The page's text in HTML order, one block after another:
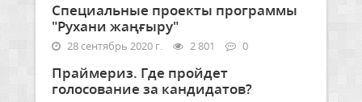
Специальные проекты программы
"Рухани жаңғыру"
28 сентябрь 2020 г. 2 801 0
Праймериз. Где пройдет
голосование за кандидатов?